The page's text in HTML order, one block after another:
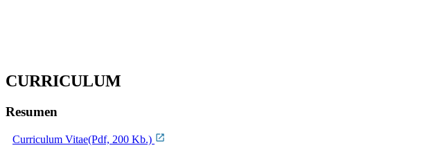
CURRICULUM
Resumen
Curriculum Vitae(Pdf, 200 Kb.)